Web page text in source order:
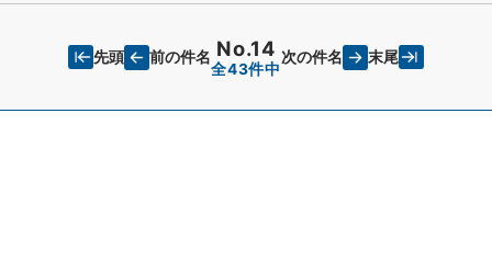
先頭 前の件名 No.14
全43件中
次の件名 末尾